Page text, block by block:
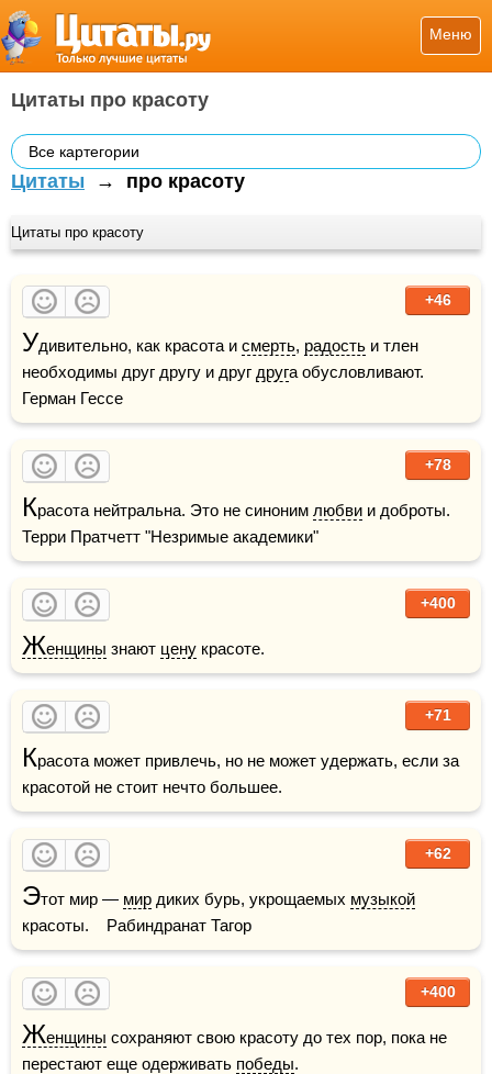
Меню
Цитаты про красоту
Все картегории
Цитаты → про красоту
Цитаты про красоту
+46
Удивительно, как красота и смерть, радость и тлен
необходимы друг другу и друг друга обусловливают.
Герман Гессе
+78
Красота нейтральна. Это не синоним любви и доброты.
Терри Пратчетт "Незримые академики"
+400
Женщины знают цену красоте.
+71
Красота может привлечь, но не может удержать, если за
красотой не стоит нечто большее.
+62
Этот мир — мир диких бурь, укрощаемых музыкой
красоты.    Рабиндранат Тагор
+400
Женщины сохраняют свою красоту до тех пор, пока не
перестают еще одерживать победы.